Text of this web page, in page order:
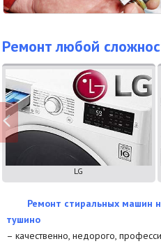
Ремонт любой
LG
Ремонт стиральных машин
тушино
– качественно, недорого,